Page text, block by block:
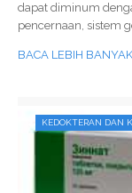
dapat diminum
pencernaan, sistem
BACA LEBIH BANYAK
KEDOKTERAN DAN